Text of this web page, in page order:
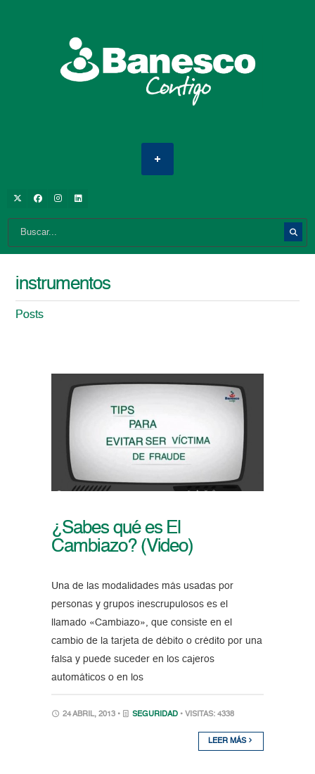
instrumentos
Posts
¿Sabes qué es El
Cambiazo? (Video)
Una de las modalidades más usadas por
personas y grupos inescrupulosos es el
llamado «Cambiazo», que consiste en el
cambio de la tarjeta de débito o crédito por una
falsa y puede suceder en los cajeros
automáticos o en los
24 ABRIL, 2013 • SEGURIDAD • VISITAS: 4338
LEER MÁS